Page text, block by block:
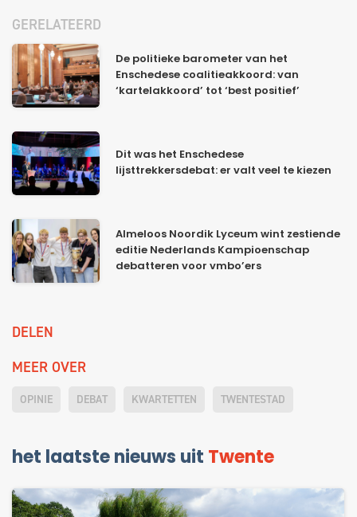
GERELATEERD
De politieke barometer van het
Enschedese coalitieakkoord: van
‘kartelakkoord’ tot ‘best positief’
Dit was het Enschedese
lijsttrekkersdebat: er valt veel te kiezen
Almeloos Noordik Lyceum wint zestiende
editie Nederlands Kampioenschap
debatteren voor vmbo’ers
DELEN
MEER OVER
OPINIE DEBAT KWARTETTEN TWENTESTAD
het laatste nieuws uit Twente